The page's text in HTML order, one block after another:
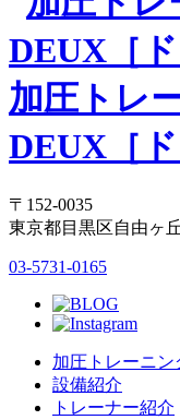
加圧トレ
DEUX［ド
〒152-0035
東京都目黒区自由ヶ
03-5731-0165
加圧トレーニン
設備紹介
トレーナー紹介